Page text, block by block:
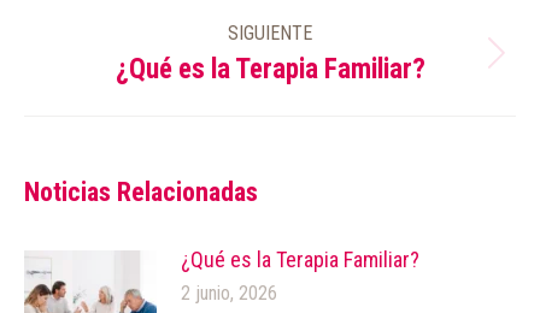
SIGUIENTE
Publicación
¿Qué es la Terapia Familiar?
Noticias Relacionadas
¿Qué es la Terapia Familiar?
2 junio, 2026